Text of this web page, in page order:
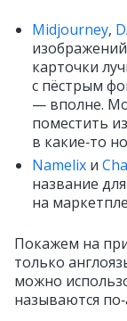
Midjourney,
карточки
с пёстрым
— вполне.
поместить
в какие‑то
Namelix и
название
на
Покажем на
только
можно
называются